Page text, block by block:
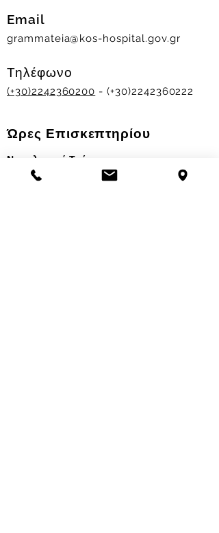
Email
grammateia@kos-hospital.gov.gr
Τηλέφωνο
(+30)2242360200 - (+30)2242360222
Ώρες Επισκεπτηρίου
Νοσηλευτικά Τμήματα
Χειμερινό ωράριο: 11.00-13.00
17.30-19.30